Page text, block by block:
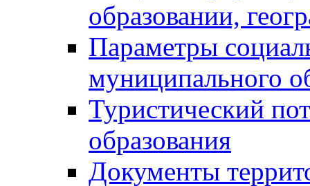
образовании,
Параметры
муниципального
Туристический
образования
Документы